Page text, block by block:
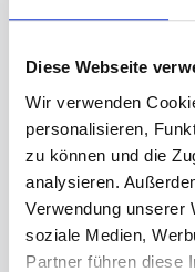
Diese Webseite
Wir verwenden
personalisieren,
zu können und die
analysieren.
Verwendung unserer
soziale Medien,
Partner führen diese
nively
Promoción